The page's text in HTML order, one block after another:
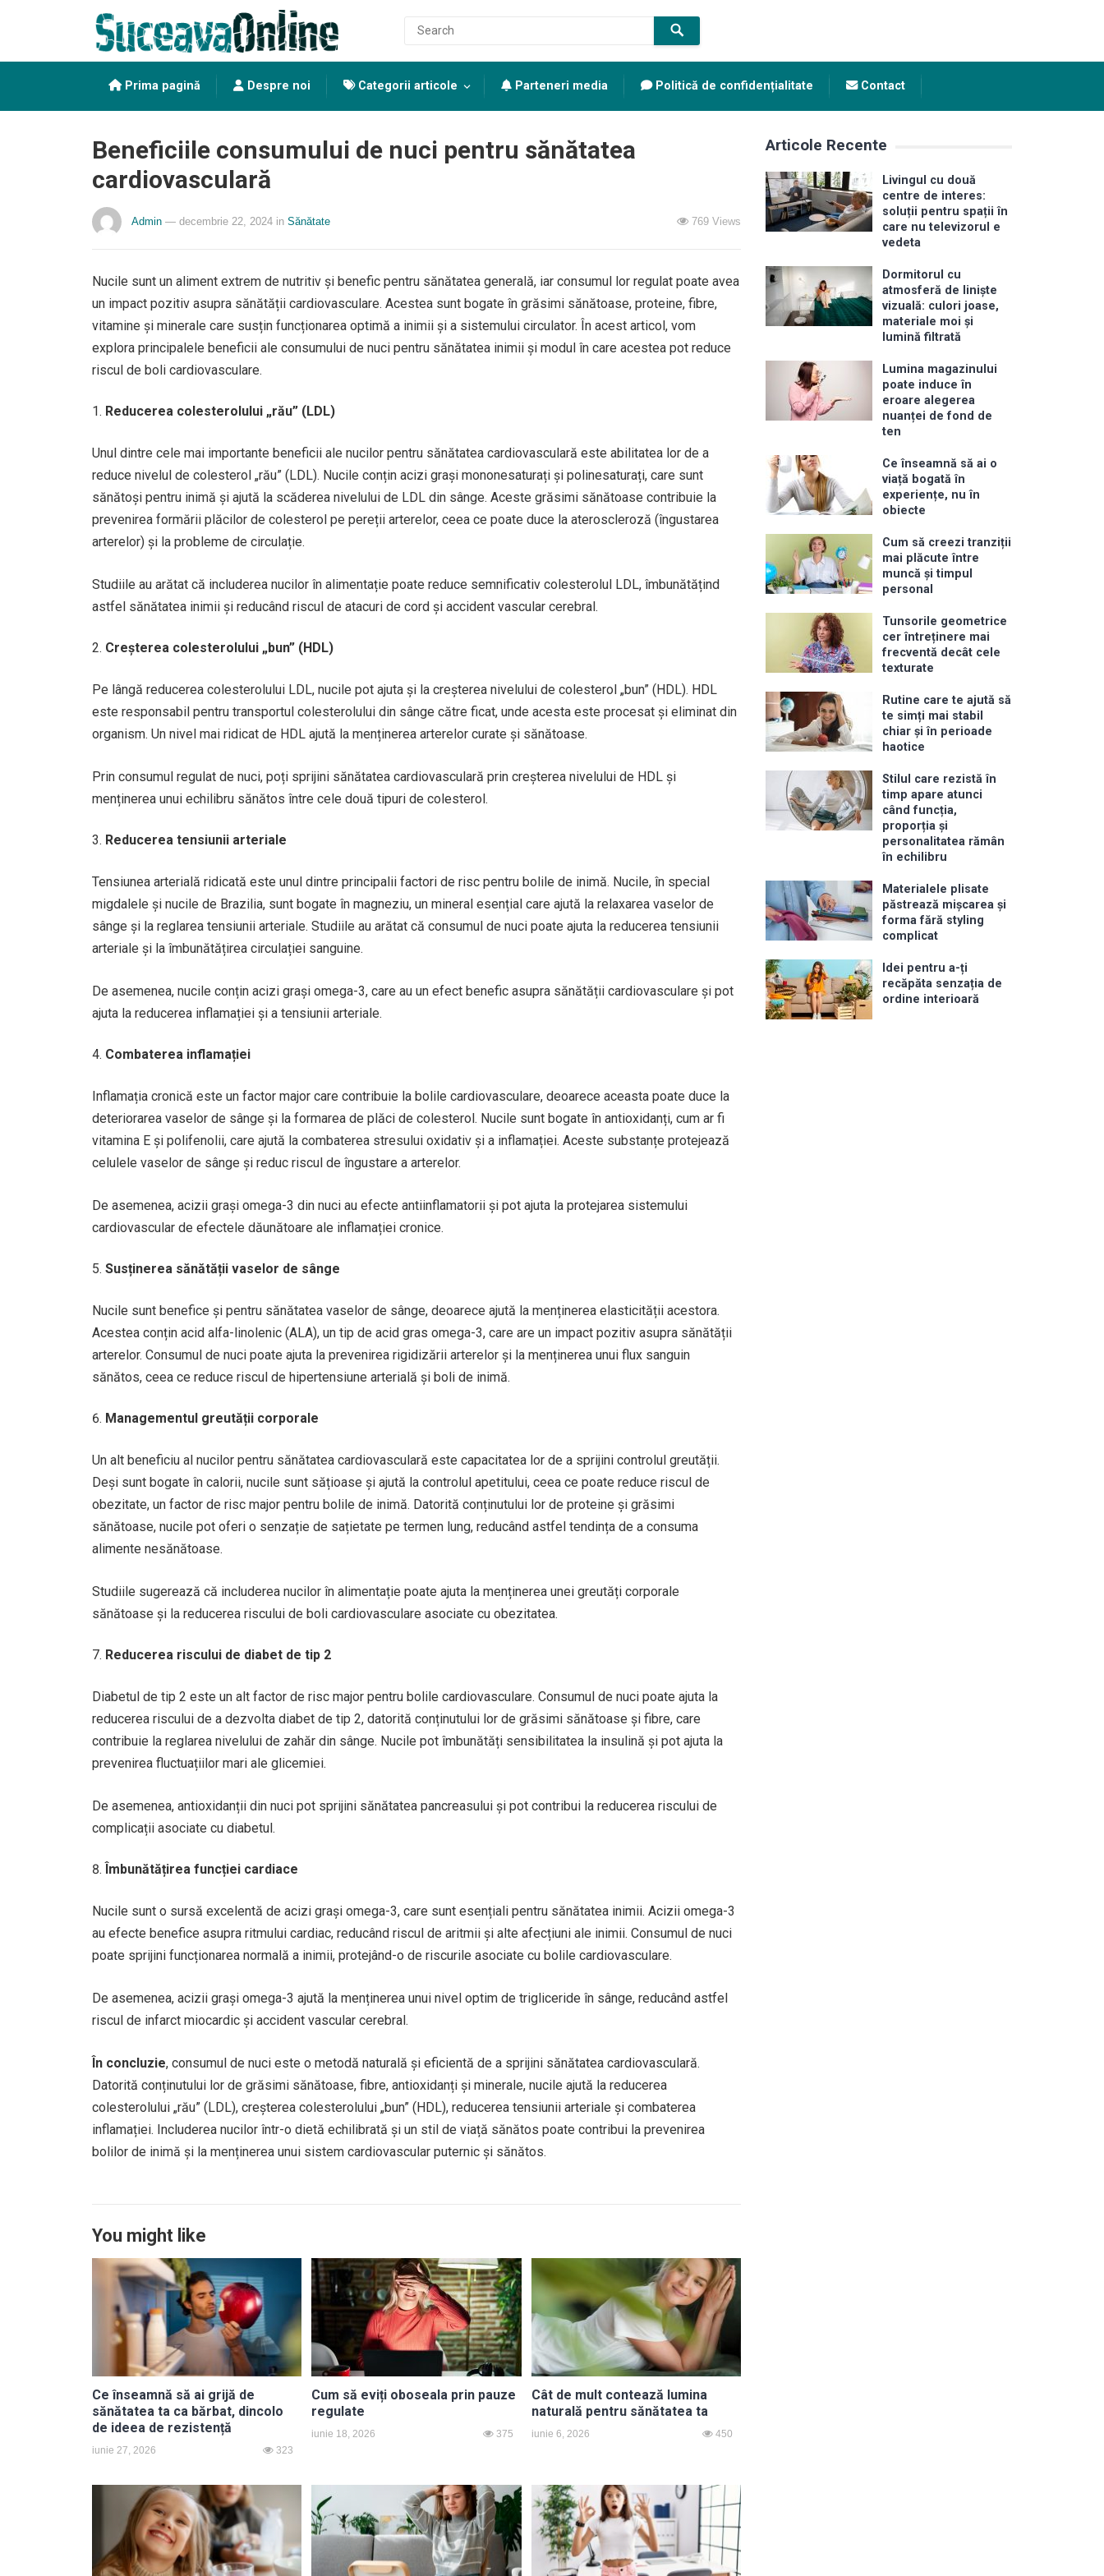
Prima pagină Despre noi Categorii articole Parteneri media Politică de confidențialitate Contact
Beneficiile consumului de nuci pentru sănătatea
cardiovasculară
Admin — decembrie 22, 2024 in Sănătate 769 Views
Nucile sunt un aliment extrem de nutritiv și benefic pentru sănătatea generală, iar consumul lor regulat poate avea
un impact pozitiv asupra sănătății cardiovasculare. Acestea sunt bogate în grăsimi sănătoase, proteine, fibre,
vitamine și minerale care susțin funcționarea optimă a inimii și a sistemului circulator. În acest articol, vom
explora principalele beneficii ale consumului de nuci pentru sănătatea inimii și modul în care acestea pot reduce
riscul de boli cardiovasculare.
Reducerea colesterolului „rău” (LDL)
Unul dintre cele mai importante beneficii ale nucilor pentru sănătatea cardiovasculară este abilitatea lor de a
reduce nivelul de colesterol „rău” (LDL). Nucile conțin acizi grași mononesaturați și polinesaturați, care sunt
sănătoși pentru inimă și ajută la scăderea nivelului de LDL din sânge. Aceste grăsimi sănătoase contribuie la
prevenirea formării plăcilor de colesterol pe pereții arterelor, ceea ce poate duce la ateroscleroză (îngustarea
arterelor) și la probleme de circulație.
Studiile au arătat că includerea nucilor în alimentație poate reduce semnificativ colesterolul LDL, îmbunătățind
astfel sănătatea inimii și reducând riscul de atacuri de cord și accident vascular cerebral.
Creșterea colesterolului „bun” (HDL)
Pe lângă reducerea colesterolului LDL, nucile pot ajuta și la creșterea nivelului de colesterol „bun” (HDL). HDL
este responsabil pentru transportul colesterolului din sânge către ficat, unde acesta este procesat și eliminat din
organism. Un nivel mai ridicat de HDL ajută la menținerea arterelor curate și sănătoase.
Prin consumul regulat de nuci, poți sprijini sănătatea cardiovasculară prin creșterea nivelului de HDL și
menținerea unui echilibru sănătos între cele două tipuri de colesterol.
Reducerea tensiunii arteriale
Tensiunea arterială ridicată este unul dintre principalii factori de risc pentru bolile de inimă. Nucile, în special
migdalele și nucile de Brazilia, sunt bogate în magneziu, un mineral esențial care ajută la relaxarea vaselor de
sânge și la reglarea tensiunii arteriale. Studiile au arătat că consumul de nuci poate ajuta la reducerea tensiunii
arteriale și la îmbunătățirea circulației sanguine.
De asemenea, nucile conțin acizi grași omega-3, care au un efect benefic asupra sănătății cardiovasculare și pot
ajuta la reducerea inflamației și a tensiunii arteriale.
Combaterea inflamației
Inflamația cronică este un factor major care contribuie la bolile cardiovasculare, deoarece aceasta poate duce la
deteriorarea vaselor de sânge și la formarea de plăci de colesterol. Nucile sunt bogate în antioxidanți, cum ar fi
vitamina E și polifenolii, care ajută la combaterea stresului oxidativ și a inflamației. Aceste substanțe protejează
celulele vaselor de sânge și reduc riscul de îngustare a arterelor.
De asemenea, acizii grași omega-3 din nuci au efecte antiinflamatorii și pot ajuta la protejarea sistemului
cardiovascular de efectele dăunătoare ale inflamației cronice.
Susținerea sănătății vaselor de sânge
Nucile sunt benefice și pentru sănătatea vaselor de sânge, deoarece ajută la menținerea elasticității acestora.
Acestea conțin acid alfa-linolenic (ALA), un tip de acid gras omega-3, care are un impact pozitiv asupra sănătății
arterelor. Consumul de nuci poate ajuta la prevenirea rigidizării arterelor și la menținerea unui flux sanguin
sănătos, ceea ce reduce riscul de hipertensiune arterială și boli de inimă.
Managementul greutății corporale
Un alt beneficiu al nucilor pentru sănătatea cardiovasculară este capacitatea lor de a sprijini controlul greutății.
Deși sunt bogate în calorii, nucile sunt sățioase și ajută la controlul apetitului, ceea ce poate reduce riscul de
obezitate, un factor de risc major pentru bolile de inimă. Datorită conținutului lor de proteine și grăsimi
sănătoase, nucile pot oferi o senzație de sațietate pe termen lung, reducând astfel tendința de a consuma
alimente nesănătoase.
Studiile sugerează că includerea nucilor în alimentație poate ajuta la menținerea unei greutăți corporale
sănătoase și la reducerea riscului de boli cardiovasculare asociate cu obezitatea.
Reducerea riscului de diabet de tip 2
Diabetul de tip 2 este un alt factor de risc major pentru bolile cardiovasculare. Consumul de nuci poate ajuta la
reducerea riscului de a dezvolta diabet de tip 2, datorită conținutului lor de grăsimi sănătoase și fibre, care
contribuie la reglarea nivelului de zahăr din sânge. Nucile pot îmbunătăți sensibilitatea la insulină și pot ajuta la
prevenirea fluctuațiilor mari ale glicemiei.
De asemenea, antioxidanții din nuci pot sprijini sănătatea pancreasului și pot contribui la reducerea riscului de
complicații asociate cu diabetul.
Îmbunătățirea funcției cardiace
Nucile sunt o sursă excelentă de acizi grași omega-3, care sunt esențiali pentru sănătatea inimii. Acizii omega-3
au efecte benefice asupra ritmului cardiac, reducând riscul de aritmii și alte afecțiuni ale inimii. Consumul de nuci
poate sprijini funcționarea normală a inimii, protejând-o de riscurile asociate cu bolile cardiovasculare.
De asemenea, acizii grași omega-3 ajută la menținerea unui nivel optim de trigliceride în sânge, reducând astfel
riscul de infarct miocardic și accident vascular cerebral.
În concluzie, consumul de nuci este o metodă naturală și eficientă de a sprijini sănătatea cardiovasculară.
Datorită conținutului lor de grăsimi sănătoase, fibre, antioxidanți și minerale, nucile ajută la reducerea
colesterolului „rău” (LDL), creșterea colesterolului „bun” (HDL), reducerea tensiunii arteriale și combaterea
inflamației. Includerea nucilor într-o dietă echilibrată și un stil de viață sănătos poate contribui la prevenirea
bolilor de inimă și la menținerea unui sistem cardiovascular puternic și sănătos.
You might like
Ce înseamnă să ai grijă de
sănătatea ta ca bărbat, dincolo
de ideea de rezistență
iunie 27, 2026 323
Cum să eviți oboseala prin pauze
regulate
iunie 18, 2026 375
Cât de mult contează lumina
naturală pentru sănătatea ta
iunie 6, 2026 450
Articole Recente
Livingul cu două
centre de interes:
soluții pentru spații în
care nu televizorul e
vedeta
Dormitorul cu
atmosferă de liniște
vizuală: culori joase,
materiale moi și
lumină filtrată
Lumina magazinului
poate induce în
eroare alegerea
nuanței de fond de
ten
Ce înseamnă să ai o
viață bogată în
experiențe, nu în
obiecte
Cum să creezi tranziții
mai plăcute între
muncă și timpul
personal
Tunsorile geometrice
cer întreținere mai
frecventă decât cele
texturate
Rutine care te ajută să
te simți mai stabil
chiar și în perioade
haotice
Stilul care rezistă în
timp apare atunci
când funcția,
proporția și
personalitatea rămân
în echilibru
Materialele plisate
păstrează mișcarea și
forma fără styling
complicat
Idei pentru a-ți
recăpăta senzația de
ordine interioară